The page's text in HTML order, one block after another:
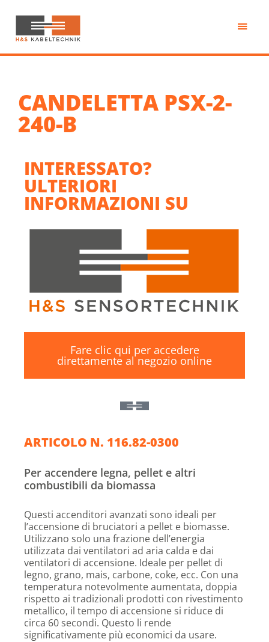
contenuto
principale
H&S
Kabeltechnik
CANDELETTA PSX-2-
240-B
INTERESSATO?
ULTERIORI
INFORMAZIONI SU
Fare clic qui per accedere
direttamente al negozio online
ARTICOLO N. 116.82-0300
Per accendere legna, pellet e altri
combustibili da biomassa
Questi accenditori avanzati sono ideali per
l’accensione di bruciatori a pellet e biomasse.
Utilizzano solo una frazione dell’energia
utilizzata dai ventilatori ad aria calda e dai
ventilatori di accensione. Ideale per pellet di
legno, grano, mais, carbone, coke, ecc. Con una
temperatura notevolmente aumentata, doppia
rispetto ai tradizionali prodotti con rivestimento
metallico, il tempo di accensione si riduce di
circa 60 secondi. Questo li rende
significativamente più economici da usare.